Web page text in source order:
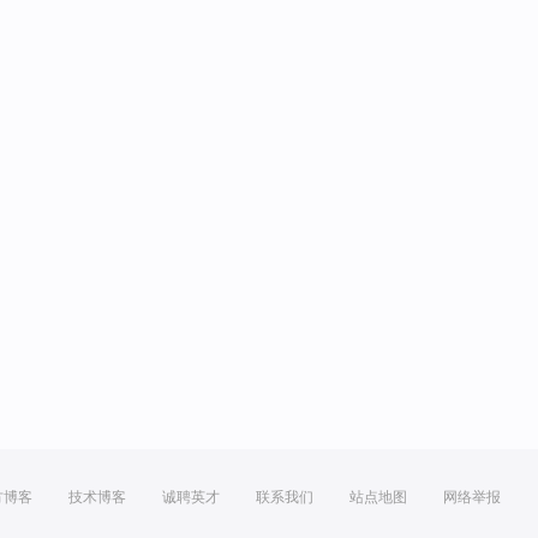
博客 技术博客 诚聘英才 联系我们 站点地图 网络举报